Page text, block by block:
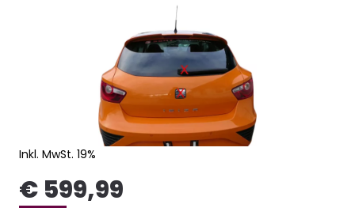
Inkl. MwSt. 19%
€ 599,99